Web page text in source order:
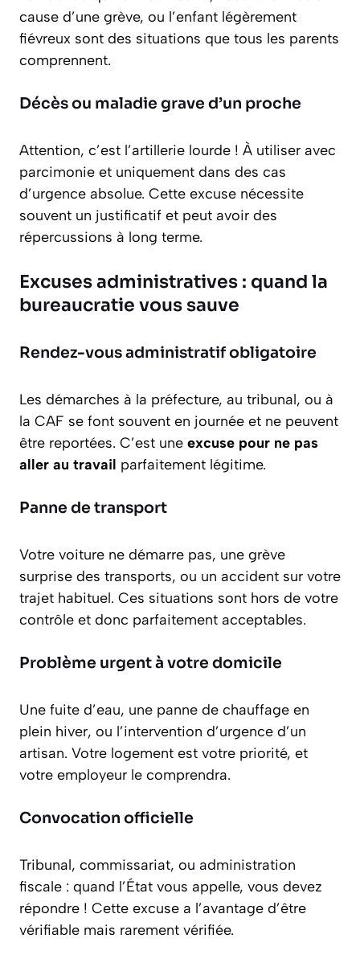
cause d’une grève, ou l’enfant légèrement
fiévreux sont des situations que tous les parents
comprennent.
Décès ou maladie grave d’un proche
Attention, c’est l’artillerie lourde ! À utiliser avec
parcimonie et uniquement dans des cas
d’urgence absolue. Cette excuse nécessite
souvent un justificatif et peut avoir des
répercussions à long terme.
Excuses administratives : quand la
bureaucratie vous sauve
Rendez-vous administratif obligatoire
Les démarches à la préfecture, au tribunal, ou à
la CAF se font souvent en journée et ne peuvent
être reportées. C’est une excuse pour ne pas
aller au travail parfaitement légitime.
Panne de transport
Votre voiture ne démarre pas, une grève
surprise des transports, ou un accident sur votre
trajet habituel. Ces situations sont hors de votre
contrôle et donc parfaitement acceptables.
Problème urgent à votre domicile
Une fuite d’eau, une panne de chauffage en
plein hiver, ou l’intervention d’urgence d’un
artisan. Votre logement est votre priorité, et
votre employeur le comprendra.
Convocation officielle
Tribunal, commissariat, ou administration
fiscale : quand l’État vous appelle, vous devez
répondre ! Cette excuse a l’avantage d’être
vérifiable mais rarement vérifiée.